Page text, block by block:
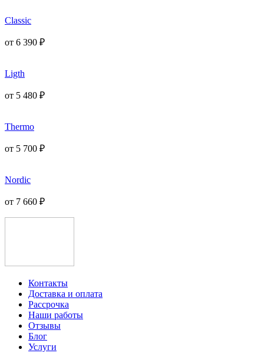
Classic
от 6 390 ₽
Ligth
от 5 480 ₽
Thermo
от 5 700 ₽
Nordic
от 7 660 ₽
Контакты
Доставка и оплата
Рассрочка
Наши работы
Отзывы
Блог
Услуги